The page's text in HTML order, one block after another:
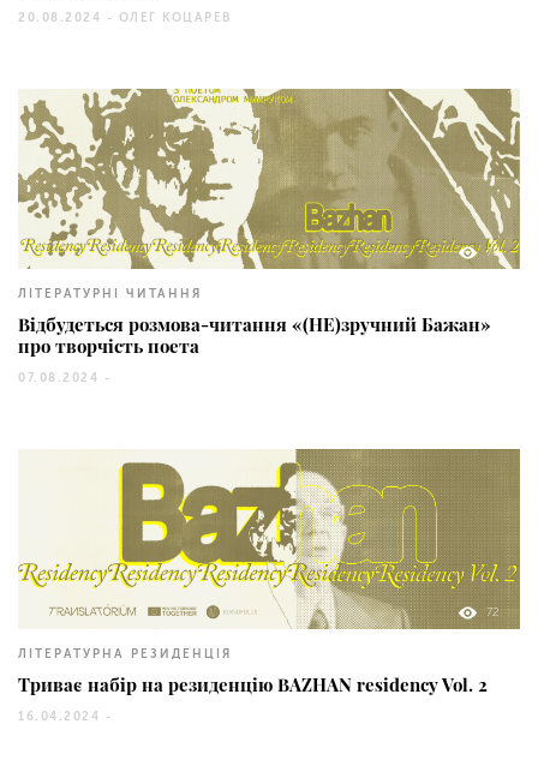
20.08.2024 - ОЛЕГ КОЦАРЕВ
78
ЛІТЕРАТУРНІ ЧИТАННЯ
Відбудеться розмова-читання «(НЕ)зручний Бажан»
про творчість поета
07.08.2024 -
72
ЛІТЕРАТУРНА РЕЗИДЕНЦІЯ
Триває набір на резиденцію BAZHAN residency Vol. 2
16.04.2024 -